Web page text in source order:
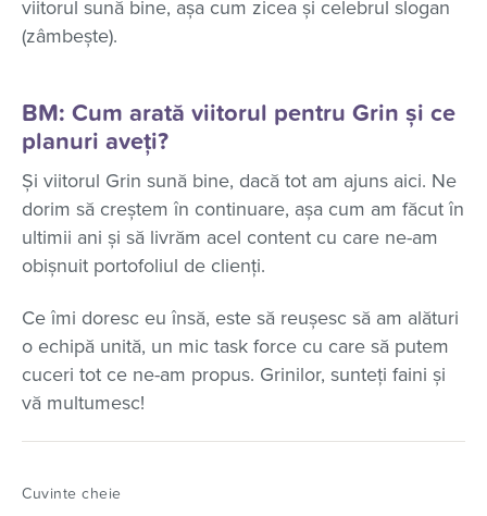
viitorul sună bine, așa cum zicea și celebrul slogan
(zâmbește).
BM: Cum arată viitorul pentru Grin și ce
planuri aveți?
Și viitorul Grin sună bine, dacă tot am ajuns aici. Ne
dorim să creștem în continuare, așa cum am făcut în
ultimii ani și să livrăm acel content cu care ne-am
obișnuit portofoliul de clienți.
Ce îmi doresc eu însă, este să reușesc să am alături
o echipă unită, un mic task force cu care să putem
cuceri tot ce ne-am propus. Grinilor, sunteți faini și
vă multumesc!
Cuvinte cheie